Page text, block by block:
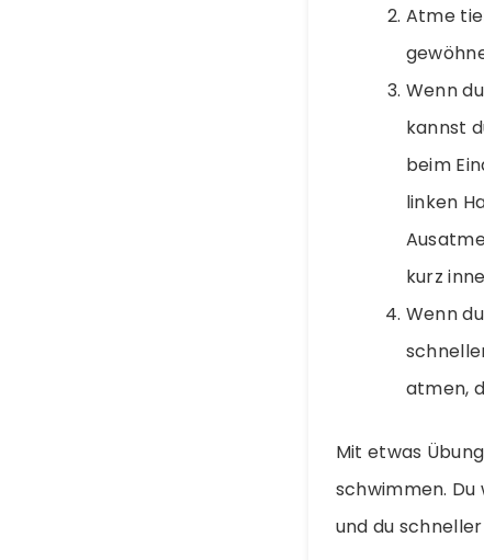
Atme
Wenn
kannst
beim
linken
kurz
Wenn
atmen,
Mit etwas
schwimmen.
und du